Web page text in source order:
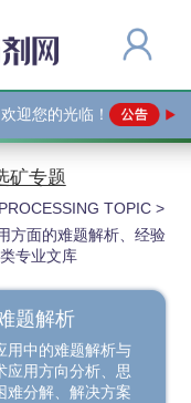
迎您的光临！
矿专题
TOPIC >
方面的难题解析、经验
专业文库
题解析
用中的难题解析与
应用方向分析、思
难分解、解决方案